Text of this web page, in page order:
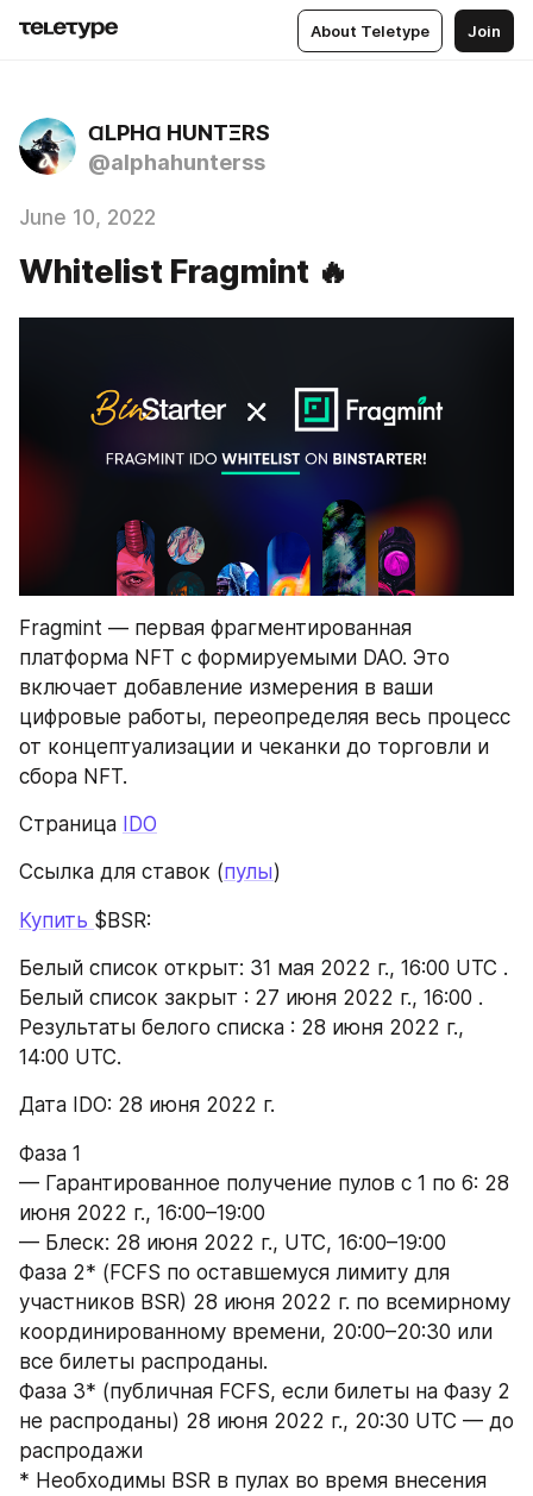
About Teletype Join
ⱭLPHⱭ HUNTΞRS
@alphahunterss
June 10, 2022
Whitelist Fragmint 🔥
Fragmint — первая фрагментированная
платформа NFT с формируемыми DAO. Это
включает добавление измерения в ваши
цифровые работы, переопределяя весь процесс
от концептуализации и чеканки до торговли и
сбора NFT.
Страница IDO
Ссылка для ставок (пулы)
Купить $BSR:
Белый список открыт: 31 мая 2022 г., 16:00 UTC .
Белый список закрыт : 27 июня 2022 г., 16:00 .
Результаты белого списка : 28 июня 2022 г.,
14:00 UTC.
Дата IDO: 28 июня 2022 г.
Фаза 1
— Гарантированное получение пулов с 1 по 6: 28
июня 2022 г., 16:00–19:00
— Блеск: 28 июня 2022 г., UTC, 16:00–19:00
Фаза 2* (FCFS по оставшемуся лимиту для
участников BSR) 28 июня 2022 г. по всемирному
координированному времени, 20:00–20:30 или
все билеты распроданы.
Фаза 3* (публичная FCFS, если билеты на Фазу 2
не распроданы) 28 июня 2022 г., 20:30 UTC — до
распродажи
* Необходимы BSR в пулах во время внесения